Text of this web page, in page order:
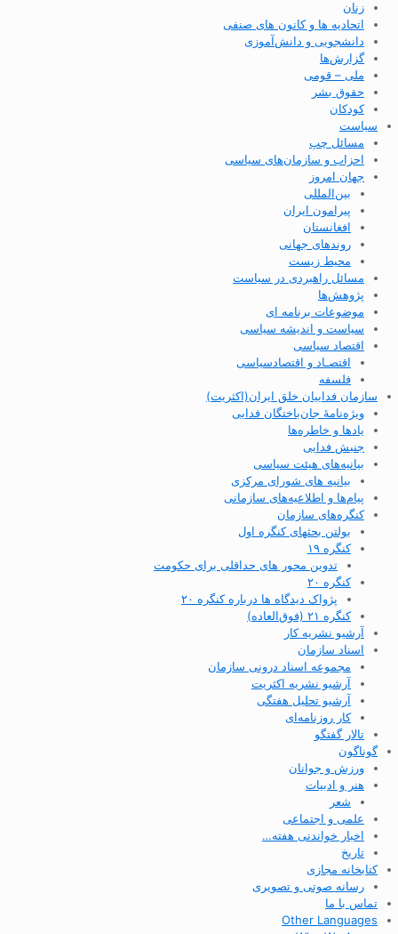
زنان
اتحادیه ها و کانون های صنفی
دانشجویی و دانش‌آموزی
گزارش‌ها
ملی – قومی
حقوق بشر
کودکان
سیاست
مسائل چپ
احزاب و سازمان‌های سیاسی
جهان امروز
بین‌المللی
پیرامون ایران
افغانستان
روندهای جهانی
محیط زیست
مسائل راهبردی در سیاست
پژوهش‌ها
موضوعات برنامه ای
سیاست و اندیشه سیاسی
اقتصاد سیاسی
اقتصـاد و اقتصاد‌سیاسی
فلسفه
سازمان فداییان خلق ایران(اکثریت)
ویژه‌نامهٔ جان‌باختگان فدایی
یادها و خاطره‌ها
جنبش فدایی
بیانیه‌های هیئت سیاسی
بیانیه های شورای مرکزی
پیام‌ها و اطلاعیه‌های سازمانی
کنگره‌های سازمان
بولتن بحثهای کنگره اول
کنگره ۱۹
تدوین محور های حداقلی برای حکومت
کنگره ۲۰
پژواک دیدگاه ها درباره کنگره ۲۰
کنگره ۲۱ (فوق‌العاده)
آرشیو نشریه کار
اسناد سازمان
مجموعه اسناد درونی سازمان
آرشیو نشریه اکثریت
آرشیو تحلیل هفتگی
کار روزنامه‌ای
تالار گفتگو
گوناگون
ورزش و جوانان
هنر و ادبیات
شعر
علمی و اجتماعی
اخبار خواندنی هفته…
تاریخ
کتابخانه مجازی
رسانه صوتی و تصویری
تماس با ما
Other Languages